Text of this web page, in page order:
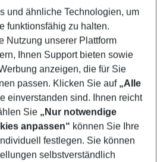
5-8 nights
more filter
und ähnliche Technologien, um
funktionsfähig zu halten.
Nutzung unserer Plattform
Ihnen Support bieten sowie
anzeigen, die für Sie
passen. Klicken Sie auf „Alle
einverstanden sind. Ihnen reicht
Sie „Nur notwendige
anpassen“ können Sie Ihre
festlegen. Sie können
selbstverständlich